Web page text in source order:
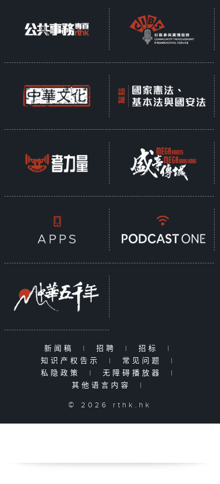
新闻稿 | 招聘 | 招标
|
知识产权告示
| 常见问题
|
私隐政策
| 无障碍播放器
|
其他语言内容
|
© 2026 rthk.hk